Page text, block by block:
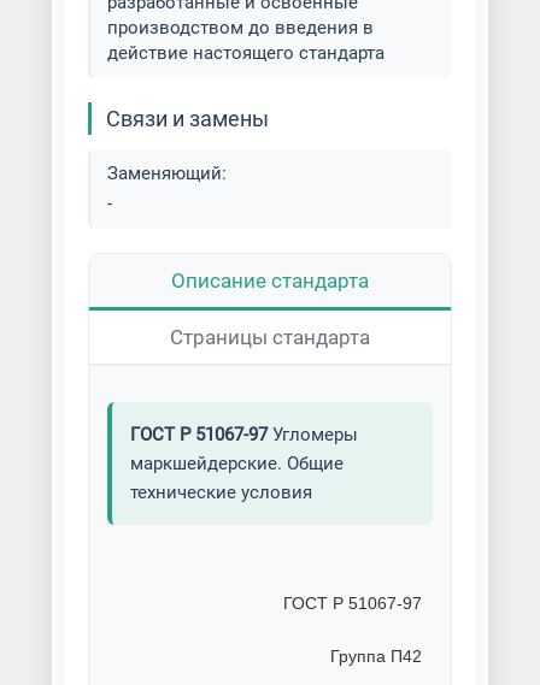
производством до введения в
действие настоящего стандарта
Связи и замены
Заменяющий:
-
Описание стандарта
Страницы стандарта
ГОСТ Р 51067-97Угломеры
маркшейдерские. Общие
технические условия